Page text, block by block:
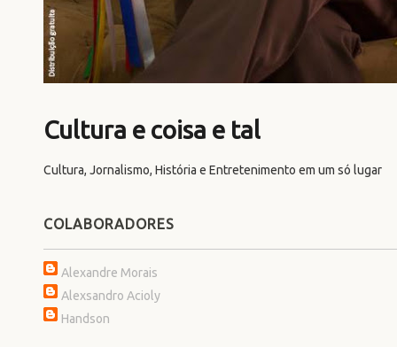
Cultura e coisa e tal
Cultura, Jornalismo, História e Entretenimento em um só lugar
COLABORADORES
Alexandre Morais
Alexsandro Acioly
Handson